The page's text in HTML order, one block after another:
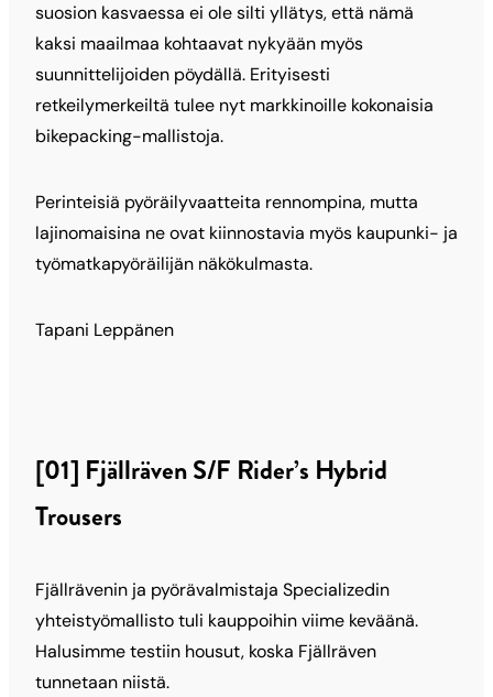
suosion kasvaessa ei ole silti yllätys, että nämä
kaksi maailmaa kohtaavat nykyään myös
suunnittelijoiden pöydällä. Erityisesti
retkeilymerkeiltä tulee nyt markkinoille kokonaisia
bikepacking-mallistoja.
Perinteisiä pyöräilyvaatteita rennompina, mutta
lajinomaisina ne ovat kiinnostavia myös kaupunki- ja
työmatkapyöräilijän näkökulmasta.
Tapani Leppänen
[01] Fjällräven S/F Rider’s Hybrid
Trousers
Fjällrävenin ja pyörävalmistaja Specializedin
yhteistyömallisto tuli kauppoihin viime keväänä.
Halusimme testiin housut, koska Fjällräven
tunnetaan niistä.